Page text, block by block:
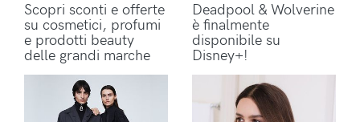
Scopri sconti e offerte
su cosmetici, profumi
e prodotti beauty
delle grandi marche
Deadpool & Wolverine
è finalmente
disponibile su
Disney+!